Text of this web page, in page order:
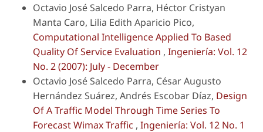
Octavio José Salcedo Parra, Héctor Cristyan
Manta Caro, Lilia Edith Aparicio Pico,
Computational Intelligence Applied To Based
Quality Of Service Evaluation , Ingeniería: Vol. 12
No. 2 (2007): July - December
Octavio José Salcedo Parra, César Augusto
Hernández Suárez, Andrés Escobar Díaz, Design
Of A Traffic Model Through Time Series To
Forecast Wimax Traffic , Ingeniería: Vol. 12 No. 1